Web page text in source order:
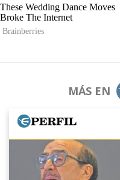
MÁS EN